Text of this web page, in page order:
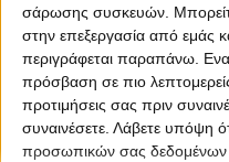
σάρωσης συσκευών. Μπορείτε
στην επεξεργασία από εμάς
περιγράφεται παραπάνω.
πρόσβαση σε πιο
προτιμήσεις σας πριν
συναινέσετε. Λάβετε υπόψη
προσωπικών σας δεδομένων